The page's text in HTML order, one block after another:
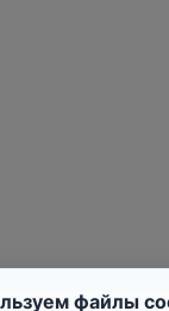
файлы